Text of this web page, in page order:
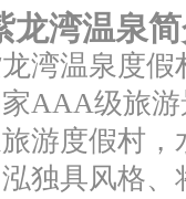
龙湾温泉
湾温泉度假
家AAA级旅
游度假村，
独具风格